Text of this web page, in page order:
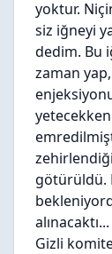
yoktur.
siz iğneyi
dedim. Bu
zaman
götürüldü.
alınacaktı...
Gizli